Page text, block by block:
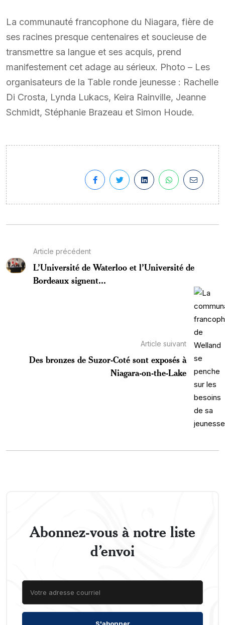
La communauté francophone du Niagara, fière de
ses racines presque centenaires et soucieuse de
transmettre sa langue et ses acquis, prend
manifestement cet adage au sérieux. Photo – Les
organisateurs de la Table ronde jeunesse : Rachelle
Di Crosta, Lynda Lukacs, Keira Rainville, Jeanne
Schmidt, Stéphanie Brazeau et Simon Houde.
Article précédent
L’Université de Waterloo et l’Université de
Bordeaux signent...
Article suivant
Des bronzes de Suzor-Coté sont exposés à
Niagara-on-the-Lake
Abonnez-vous à notre liste
d’envoi